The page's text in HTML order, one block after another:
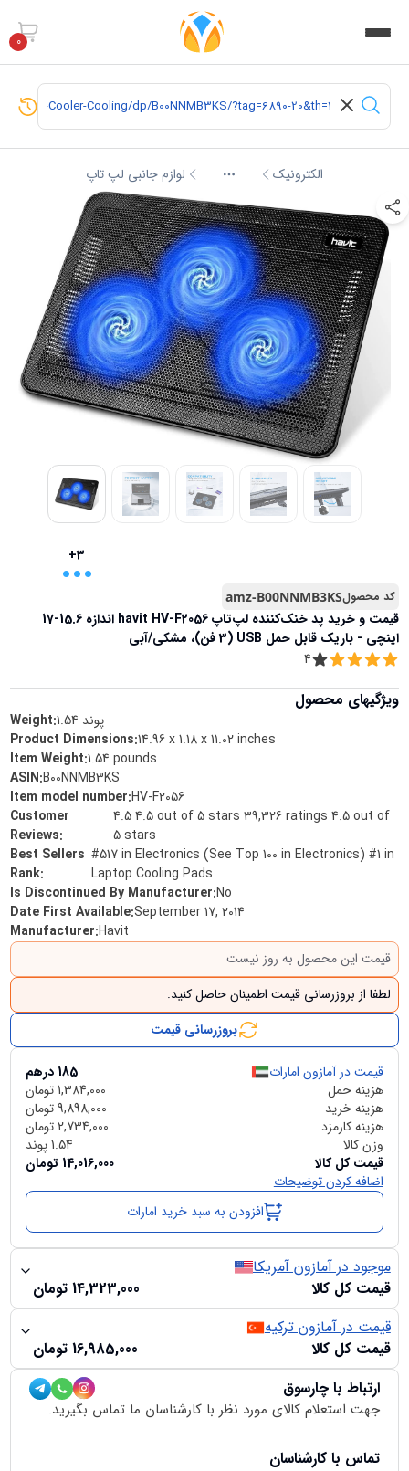
0
الکترونیک More لوازم جانبی لپ تاپ
+3
...
کد محصولamz-B00NNMB3KS
قیمت و خرید
پد خنک‌کننده لپ‌تاپ havit HV-F2056 اندازه 15.6-17
اینچی - باریک قابل حمل USB (3 فن)، مشکی/آبی
4
ویژگیهای محصول
Weight:1.54 پوند
Product Dimensions:14.96 x 1.18 x 11.02 inches
Item Weight:1.54 pounds
ASIN:B00NNMB3KS
Item model number:HV-F2056
Customer
Reviews:
4.5 4.5 out of 5 stars 39,326 ratings 4.5 out of
5 stars
Best Sellers
Rank:
#517 in Electronics (See Top 100 in Electronics) #1 in
Laptop Cooling Pads
Is Discontinued By Manufacturer:No
Date First Available:September 17, 2014
Manufacturer:Havit
قیمت این محصول به روز نیست
لطفا از بروزرسانی قیمت اطمینان حاصل کنید.
بروزرسانی قیمت
قیمت در آمازون امارات 185 درهم
هزینه حمل
1,384,000تومان
هزینه خرید
9,898,000تومان
هزینه کارمزد
2,734,000تومان
وزن کالا
1.54پوند
قیمت کل کالا
14,016,000 تومان
اضافه کردن توضیحات
افزودن به سبد خرید امارات
موجود در آمازون آمریکا
قیمت کل کالا
14,323,000 تومان
قیمت در آمازون ترکیه
قیمت کل کالا
16,985,000 تومان
ارتباط با چارسوق
جهت استعلام کالای مورد نظر با کارشناسان ما تماس بگیرید.
تماس با کارشناسان